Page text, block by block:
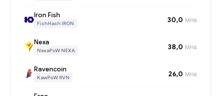
Iron Fish
FishHash IRON 30,0 MH/s
Nexa
NexaPoW NEXA 38,0 MH/s
Ravencoin
KawPoW RVN 26,0 MH/s